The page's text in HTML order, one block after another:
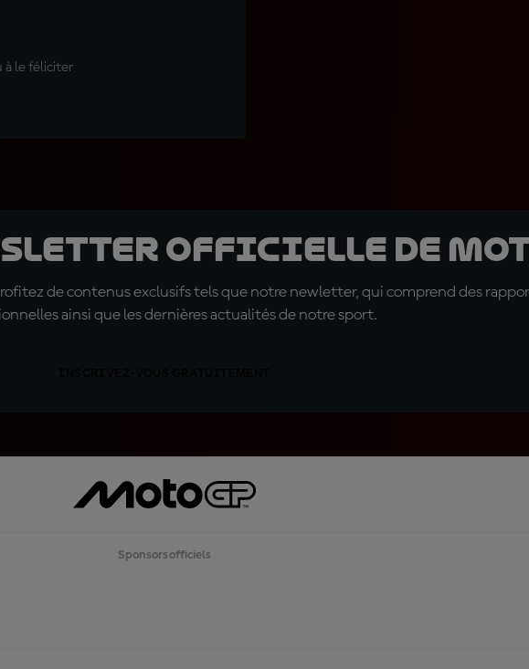
à le féliciter
officielle de
de contenus exclusifs tels que notre newletter, qui comprend des
ainsi que les dernières actualités de notre sport.
Sponsors officiels